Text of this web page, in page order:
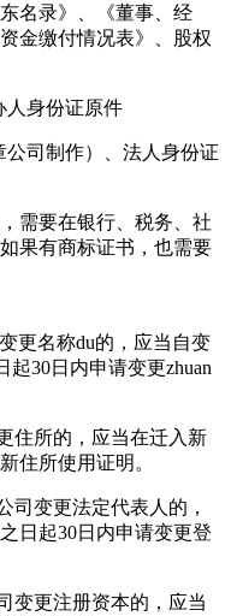
名录》、《董事、经
金缴付情况表》、股权
人身份证原件
司制作）、法人身份证
需要在银行、税务、社
果有商标证书，也需要
更名称du的，应当自变
起30日内申请变更zhuan
住所的，应当在迁入新
住所使用证明。
司变更法定代表人的，
日起30日内申请变更登
变更注册资本的，应当